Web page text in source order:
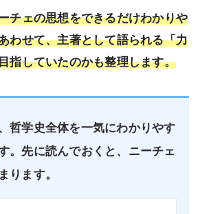
チェの思想をできるだけわかりや
わせて、主著として語られる「力
指していたのかも整理します。
哲学史全体を一気にわかりやす
。先に読んでおくと、ニーチェ
ります。